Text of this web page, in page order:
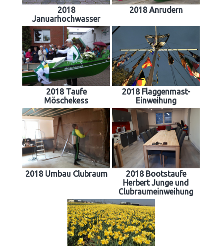
2018
Januarhochwasser
2018 Anrudern
2018 Taufe
Möschekess
2018 Flaggenmast-
Einweihung
2018 Umbau Clubraum
2018 Bootstaufe
Herbert Junge und
Clubraumeinweihung